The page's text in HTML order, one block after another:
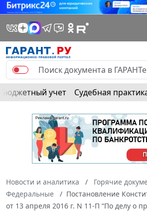
Бюджетный учет Судебная
Новости и аналитика
Горячие
Федеральные
Постановление
от 13 апреля 2016 г. N 11-П “По делу о